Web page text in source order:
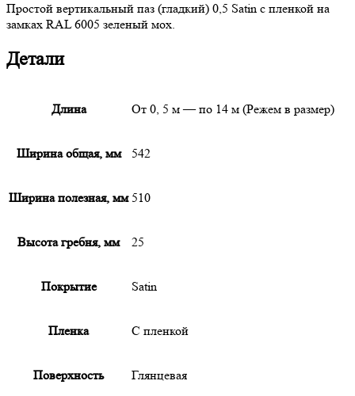
Простой вертикальный паз (гладкий) 0,5 Satin с пленкой на
замках RAL 6005 зеленый мох.
Детали
Длина От 0, 5 м — по 14 м (Режем в размер)
Ширина общая, мм 542
Ширина полезная, мм 510
Высота гребня, мм 25
Покрытие Satin
Пленка С пленкой
Поверхность Глянцевая